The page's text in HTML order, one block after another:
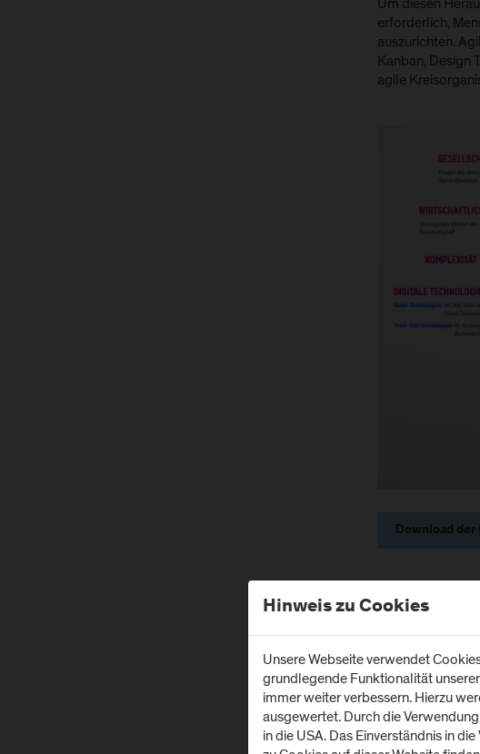
erforderlich,
auszurichten.
Kanban, Design
agile
Download der
Für jedes
innen als auch
Intelligence (AI),
Agile und
mehr
Hinweis zu Cookies
Unsere Webseite verwendet
grundlegende Funktionalität
immer weiter verbessern. Hierzu
ausgewertet. Durch die
in die USA. Das Einverständnis in